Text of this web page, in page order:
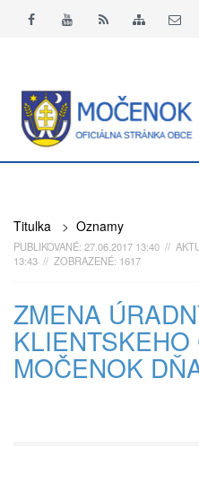
Titulka > Oznamy
PUBLIKOVANÉ: 27.06.2017 13:40 //
13:43 // ZOBRAZENÉ: 1617
ZMENA
MOČENOK